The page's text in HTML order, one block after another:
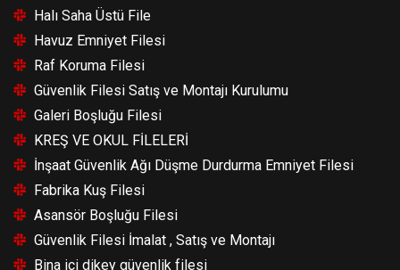
Halı Saha Üstü File
Havuz Emniyet Filesi
Raf Koruma Filesi
Güvenlik Filesi Satış ve Montajı Kurulumu
Galeri Boşluğu Filesi
KREŞ VE OKUL FİLELERİ
İnşaat Güvenlik Ağı Düşme Durdurma Emniyet Filesi
Fabrika Kuş Filesi
Asansör Boşluğu Filesi
Güvenlik Filesi İmalat , Satış ve Montajı
Bina içi dikey güvenlik filesi